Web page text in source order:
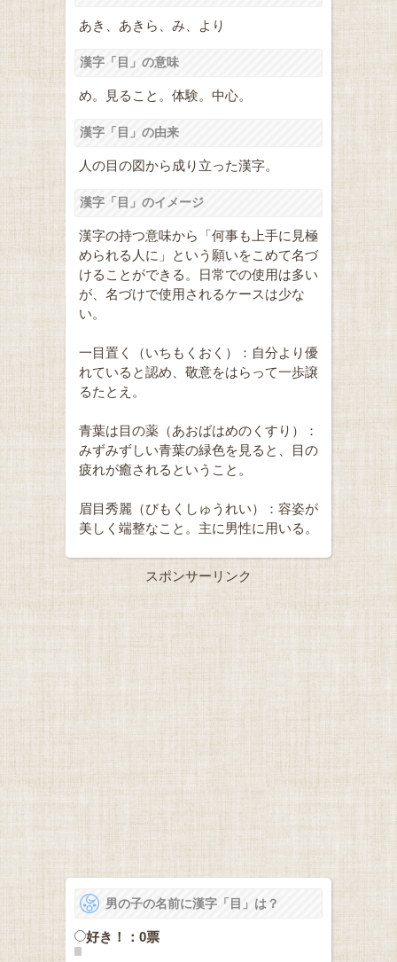
あき、あきら、み、より
漢字「目」の意味
め。見ること。体験。中心。
漢字「目」の由来
人の目の図から成り立った漢字。
漢字「目」のイメージ
漢字の持つ意味から「何事も上手に見極
められる人に」という願いをこめて名づ
けることができる。日常での使用は多い
が、名づけで使用されるケースは少な
い。
一目置く（いちもくおく）：自分より優
れていると認め、敬意をはらって一歩譲
るたとえ。
青葉は目の薬（あおばはめのくすり）：
みずみずしい青葉の緑色を見ると、目の
疲れが癒されるということ。
眉目秀麗（びもくしゅうれい）：容姿が
美しく端整なこと。主に男性に用いる。
スポンサーリンク
男の子の名前に漢字「目」は？
好き！：0票